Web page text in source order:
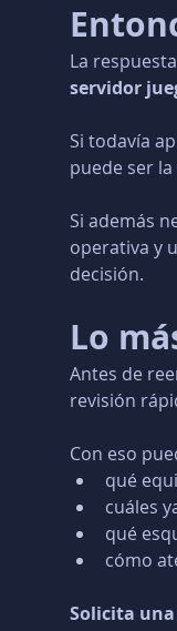
La
servidor
Si todavía
puede ser
Si además
operativa y
decisión.
Lo
Antes de
revisión
Con eso
qué
cuáles
qué
cómo
Solicita